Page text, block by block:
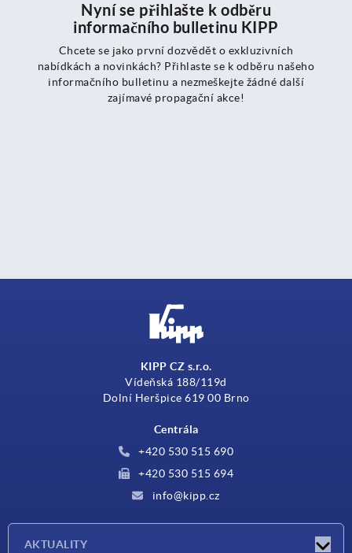
Nyní se přihlašte k odběru
informačního bulletinu KIPP
Chcete se jako první dozvědět o exkluzivních
nabídkách a novinkách? Přihlaste se k odběru našeho
informačního bulletinu a nezmeškejte žádné další
zajímavé propagační akce!
KIPP CZ s.r.o.
Vídeňská 188/119d
Dolní Heršpice 619 00 Brno
Centrála
+420 530 515 690
+420 530 515 694
info@kipp.cz
AKTUALITY